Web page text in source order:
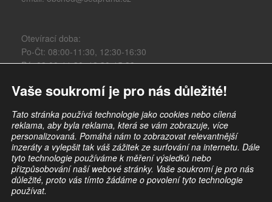
Otevírací doba:
Po-Čt: 08:00-11:30, 12:30-16:30
Pá: 08:00-11:30, 12:30-15:30
Obchodní údaje:
DIČ: CZ47117931
@we.seapraha.cz
Copyright 2026 | Powered by
Vaše soukromí je pro nás důležité!
Tato stránka používá technologie jako cookies nebo cílená
reklama, aby byla reklama, která se vám zobrazuje, více
personalizovaná. Pomáhá nám to zobrazovat relevantnější
inzeráty a vylepšit tak váš zážitek ze surfování na internetu. Dále
tyto technologie používáme k měření výsledků nebo
přizpůsobování naší webové stránky. Vaše soukromí je pro nás
důležité, proto vás tímto žádáme o povolení tyto technologie
používat.